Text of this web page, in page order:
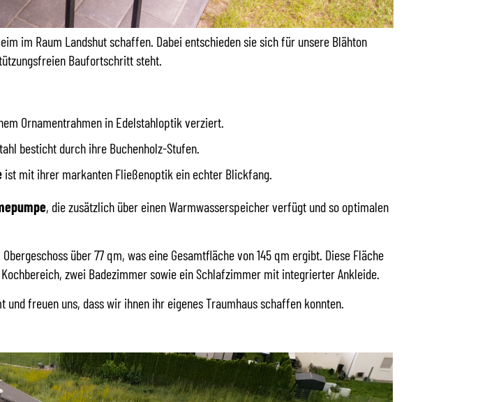
im Raum Landshut schaffen. Dabei entschieden sie sich für unsere Blähton
Baufortschritt steht.
Ornamentrahmen in Edelstahloptik verziert.
besticht durch ihre Buchenholz-Stufen.
ist mit ihrer markanten Fließenoptik ein echter Blickfang.
, die zusätzlich über einen Warmwasserspeicher verfügt und so optimalen
über 77 qm, was eine Gesamtfläche von 145 qm ergibt. Diese Fläche
zwei Badezimmer sowie ein Schlafzimmer mit integrierter Ankleide.
freuen uns, dass wir ihnen ihr eigenes Traumhaus schaffen konnten.